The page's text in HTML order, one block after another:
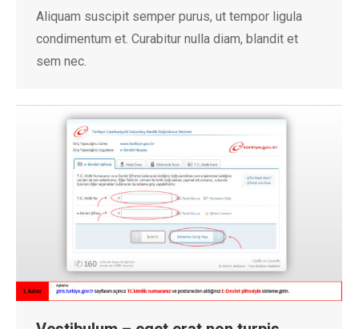
Aliquam suscipit semper purus, ut tempor ligula
condimentum et. Curabitur nulla diam, blandit et
sem nec.